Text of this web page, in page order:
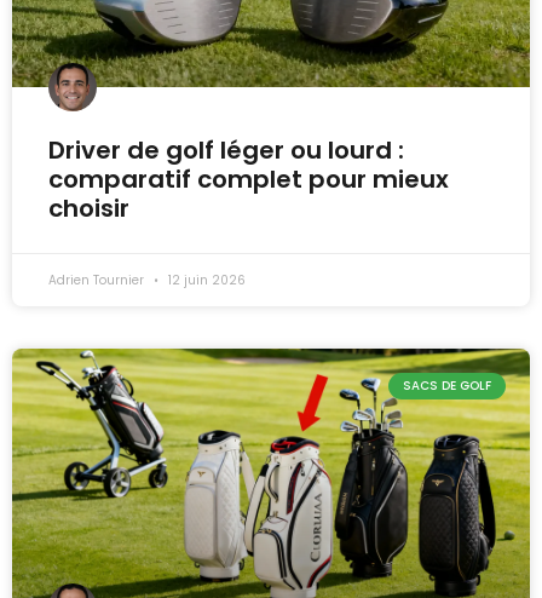
Driver de golf léger ou lourd :
comparatif complet pour mieux
choisir
Adrien Tournier 12 juin 2026
SACS DE GOLF